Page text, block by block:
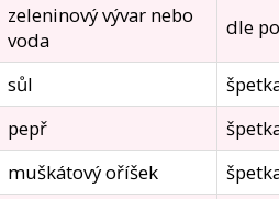
zeleninový vývar nebo
voda
dle
sůl
pepř
muškátový oříšek